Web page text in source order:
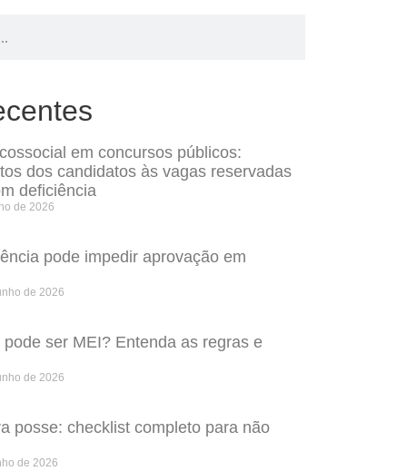
em concursos públicos:
dos candidatos às vagas reservadas
deficiência
de 2026
pode impedir aprovação em
de 2026
ser MEI? Entenda as regras e
de 2026
posse: checklist completo para não
de 2026